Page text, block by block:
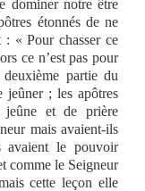
dominer notre être
étonnés de ne
« Pour chasser ce
ce n’est pas pour
partie du
jeûner ; les apôtres
jeûne et de prière
mais avaient-ils
avaient le pouvoir
comme le Seigneur
cette leçon elle